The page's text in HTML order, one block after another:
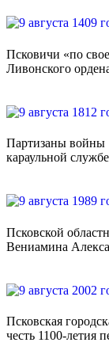
Псковичи «по
Ливонского
Партизаны войны
караульной
Псковской
Вениамина
Псковская
честь 1100-летия